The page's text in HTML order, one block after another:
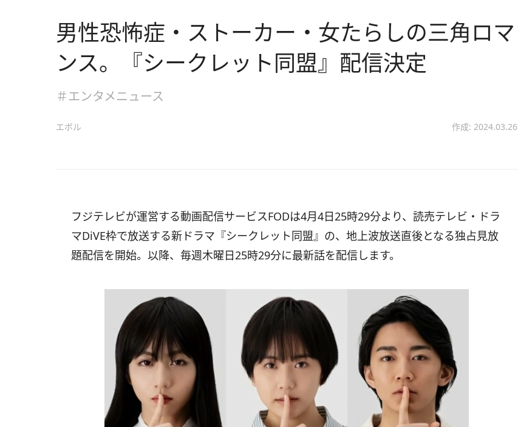
男性恐怖症・ストーカー・女たらしの三角ロマ
ンス。『シークレット同盟』配信決定
＃エンタメニュース
エボル 作成: 2024.03.26
フジテレビが運営する動画配信サービスFODは4月4日25時29分より、読売テレビ・ドラ
マDiVE枠で放送する新ドラマ『シークレット同盟』の、地上波放送直後となる独占見放
題配信を開始。以降、毎週木曜日25時29分に最新話を配信します。